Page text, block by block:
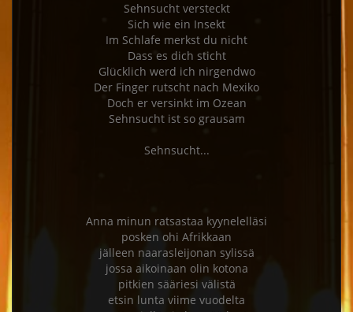
Sehnsucht versteckt
Sich wie ein Insekt
Im Schlafe merkst du nicht
Dass es dich sticht
Glücklich werd ich nirgendwo
Der Finger rutscht nach Mexiko
Doch er versinkt im Ozean
Sehnsucht ist so grausam
Anna minun ratsastaa kyynelelläsi
posken ohi Afrikkaan
jälleen naarasleijonan sylissä
jossa aikoinaan olin kotona
pitkien sääriesi välistä
etsin lunta viime vuodelta